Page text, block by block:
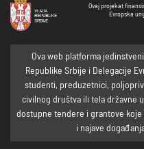
Ovaj projekat
Evropska
Ova web platforma
Republike Srbije i Delegacije
studenti, preduzetnici,
civilnog društva ili tela državne
dostupne tendere i grantove koje
i najave